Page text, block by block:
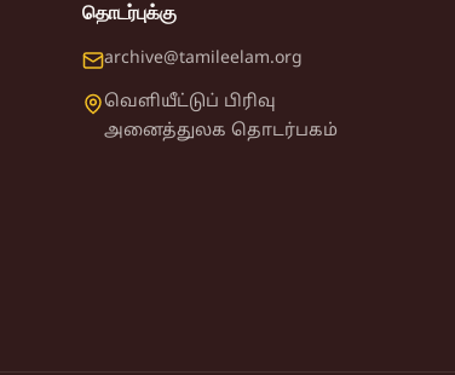
தொடர்புக்கு
archive@tamileelam.org
வெளியீட்டுப் பிரிவு
அனைத்துலக தொடர்பகம்